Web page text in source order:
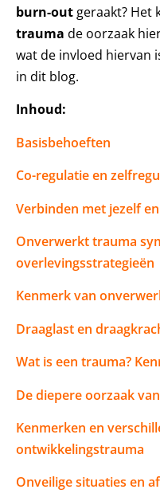
burn-out geraakt? Het
trauma de oorzaak
wat de invloed hiervan
in dit blog.
Inhoud:
Basisbehoeften
Co-regulatie en
Verbinden met jezelf
Onverwerkt trauma
overlevingsstrategieën
Kenmerk van
Draaglast en
Wat is een trauma?
De diepere oorzaak
Kenmerken en
ontwikkelingstrauma
Onveilige situaties en